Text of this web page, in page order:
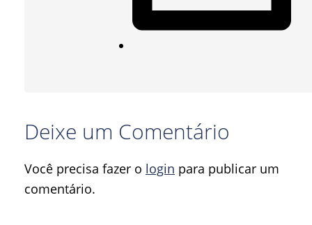
Deixe um Comentário
Você precisa fazer o login para publicar um
comentário.